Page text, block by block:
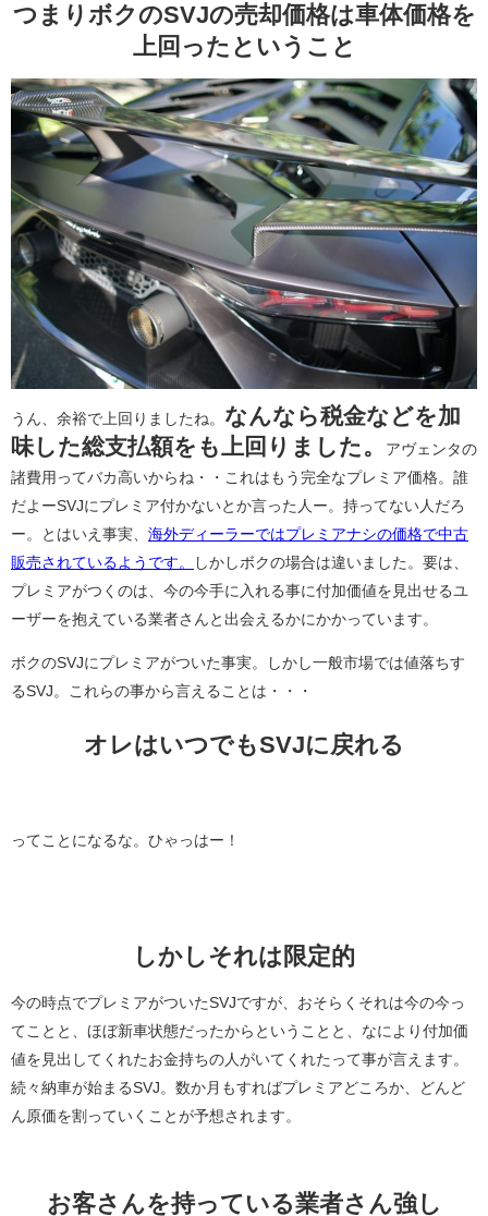
つまりボクのSVJの売却価格は車体価格を
上回ったということ
うん、余裕で上回りましたね。 なんなら税金などを加
味した総支払額をも上回りました。
アヴェンタの
諸費用ってバカ高いからね・・これはもう完全なプレミア価格。誰
だよーSVJにプレミア付かないとか言った人ー。持ってない人だろ
ー。とはいえ事実、 海外ディーラーではプレミアナシの価格で中古
販売されているようです。
しかしボクの場合は違いました。要は、
プレミアがつくのは、今の今手に入れる事に付加価値を見出せるユ
ーザーを抱えている業者さんと出会えるかにかかっています。
ボクのSVJにプレミアがついた事実。しかし一般市場では値落ちす
るSVJ。これらの事から言えることは・・・
オレはいつでもSVJに戻れる
ってことになるな。ひゃっはー！
しかしそれは限定的
今の時点でプレミアがついたSVJですが、おそらくそれは今の今っ
てことと、ほぼ新車状態だったからということと、なにより付加価
値を見出してくれたお金持ちの人がいてくれたって事が言えます。
続々納車が始まるSVJ。数か月もすればプレミアどころか、どんど
ん原価を割っていくことが予想されます。
お客さんを持っている業者さん強し